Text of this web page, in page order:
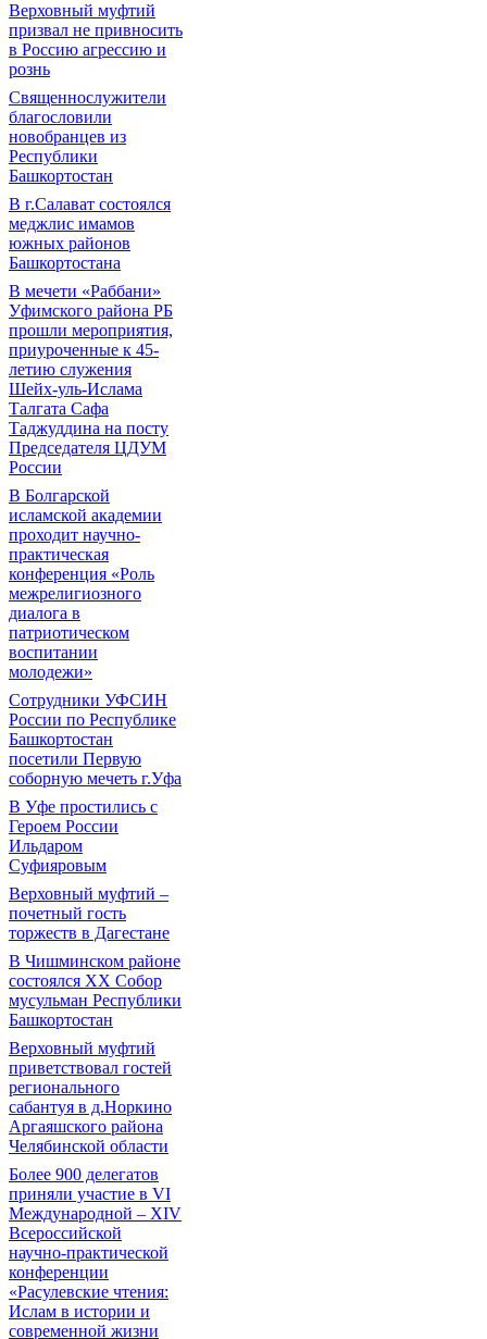
Верховный муфтий
призвал не привносить
в Россию агрессию и
рознь
Священнослужители
благословили
новобранцев из
Республики
Башкортостан
В г.Салават состоялся
меджлис имамов
южных районов
Башкортостана
В мечети «Раббани»
Уфимского района РБ
прошли мероприятия,
приуроченные к 45-
летию служения
Шейх-уль-Ислама
Талгата Сафа
Таджуддина на посту
Председателя ЦДУМ
России
В Болгарской
исламской академии
проходит научно-
практическая
конференция «Роль
межрелигиозного
диалога в
патриотическом
воспитании
молодежи»
Сотрудники УФСИН
России по Республике
Башкортостан
посетили Первую
соборную мечеть г.Уфа
В Уфе простились с
Героем России
Ильдаром
Суфияровым
Верховный муфтий –
почетный гость
торжеств в Дагестане
В Чишминском районе
состоялся XX Собор
мусульман Республики
Башкортостан
Верховный муфтий
приветствовал гостей
регионального
сабантуя в д.Норкино
Аргаяшского района
Челябинской области
Более 900 делегатов
приняли участие в VI
Международной – ХIV
Всероссийской
научно-практической
конференции
«Расулевские чтения:
Ислам в истории и
современной жизни